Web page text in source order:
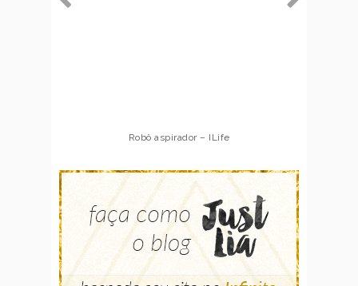
Robô aspirador – ILife